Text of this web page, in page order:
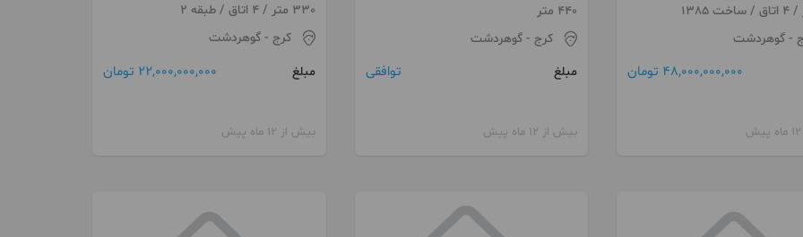
- گوهردشت
48,000,000,000 تومان
440 متر
کرج- گوهردشت
مبلغ
توافقی
بیش از 12 ماه پیش
330 متر / 4 اتاق / طبقه 2
کرج - گوهردشت
مبلغ
22,000,000,000 تومان
بیش از 12 ماه پیش